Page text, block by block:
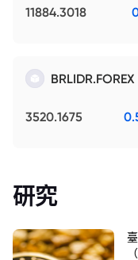
11884.3018
BRLIDR.FOREX
3520.1675
研究